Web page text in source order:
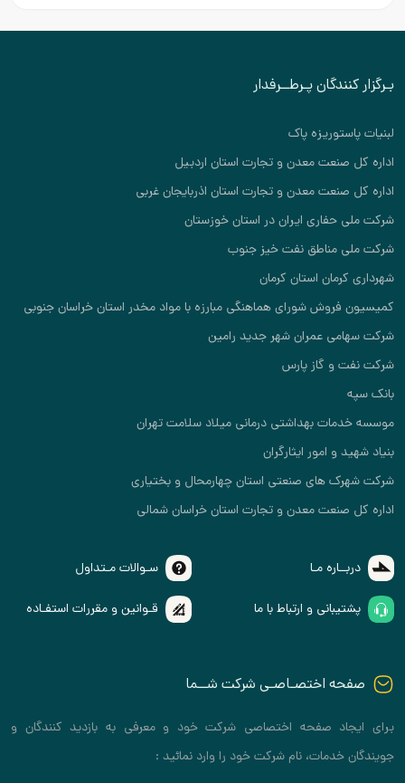
بـرگزار کنندگان پـرطــرفدار
لبنیات پاستوریزه پاک
اداره کل صنعت معدن و تجارت استان اردبیل
اداره کل صنعت معدن و تجارت استان اذربایجان غربی
شرکت ملی حفاری ایران در استان خوزستان
شرکت ملی مناطق نفت خیز جنوب
شهرداری کرمان استان کرمان
کمیسیون فروش شورای هماهنگی مبارزه با مواد مخدر استان خراسان جنوبی
شرکت سهامی عمران شهر جدید رامین
شرکت نفت و گاز پارس
بانک سپه
موسسه خدمات بهداشتی درمانی میلاد سلامت تهران
بنیاد شهید و امور ایثارگران
شرکت شهرک های صنعتی استان چهارمحال و بختیاری
اداره کل صنعت معدن و تجارت استان خراسان شمالی
دربــاره مـا سـوالات مـتداول
پشتیبانی و ارتباط با ما قـوانین و مقررات استفـاده
صفحه اختصـاصـی شرکت شــما
برای ایجاد صفحه اختصاصی شرکت خود و معرفی به بازدید کنندگان و
جویندگان خدمات، نام شرکت خود را وارد نمائید :